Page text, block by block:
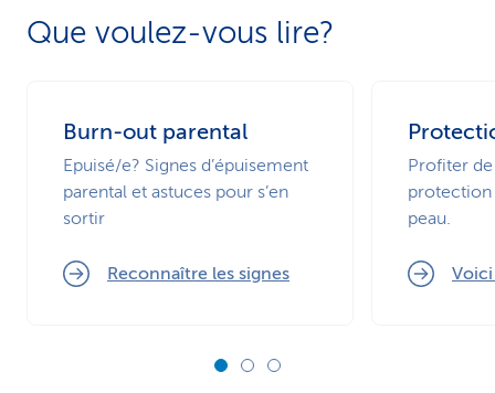
Que voulez-vous lire?
Burn-out parental
Epuisé/e? Signes d’épuisement
parental et astuces pour s’en
sortir
Reconnaître les signes
Profiter de
protection
peau.